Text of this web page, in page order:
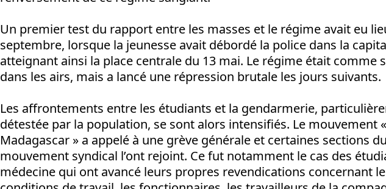
Un premier test du rapport entre les masses et le régime avait eu
septembre, lorsque la jeunesse avait débordé la police dans la
atteignant ainsi la place centrale du 13 mai. Le régime était comme
dans les airs, mais a lancé une répression brutale les jours suivants.
Les affrontements entre les étudiants et la gendarmerie,
détestée par la population, se sont alors intensifiés. Le mouvement
Madagascar » a appelé à une grève générale et certaines sections du
mouvement syndical l’ont rejoint. Ce fut notamment le cas des
médecine qui ont avancé leurs propres revendications concernant